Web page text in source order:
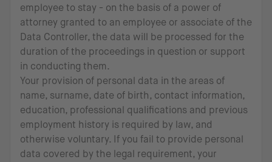
employee to stay - on the basis of a power of
attorney granted to an employee or associate of the
Data Controller, the data will be processed for the
duration of the proceedings in question or support
in conducting them.
Your provision of personal data in the areas of
name, surname, date of birth, contact information,
education, professional qualifications and previous
employment history is required by law, and
otherwise voluntary. If you fail to provide personal
data covered by the legal requirement, your